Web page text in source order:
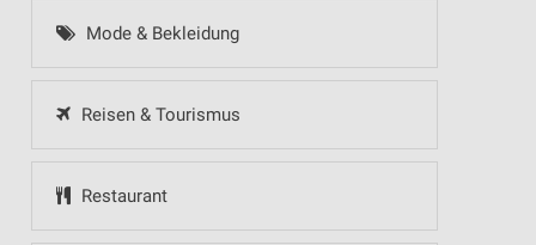
Mode & Bekleidung
Reisen & Tourismus
Restaurant